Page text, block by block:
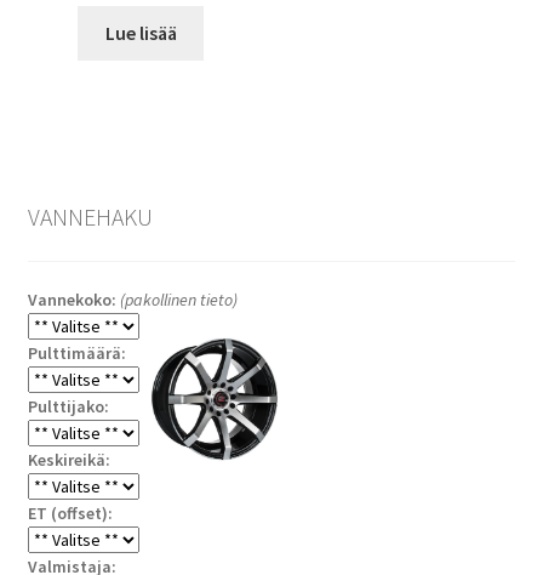
Lue lisää
VANNEHAKU
Vannekoko: (pakollinen tieto)
Pulttimäärä:
Pulttijako:
Keskireikä:
ET (offset):
Valmistaja: